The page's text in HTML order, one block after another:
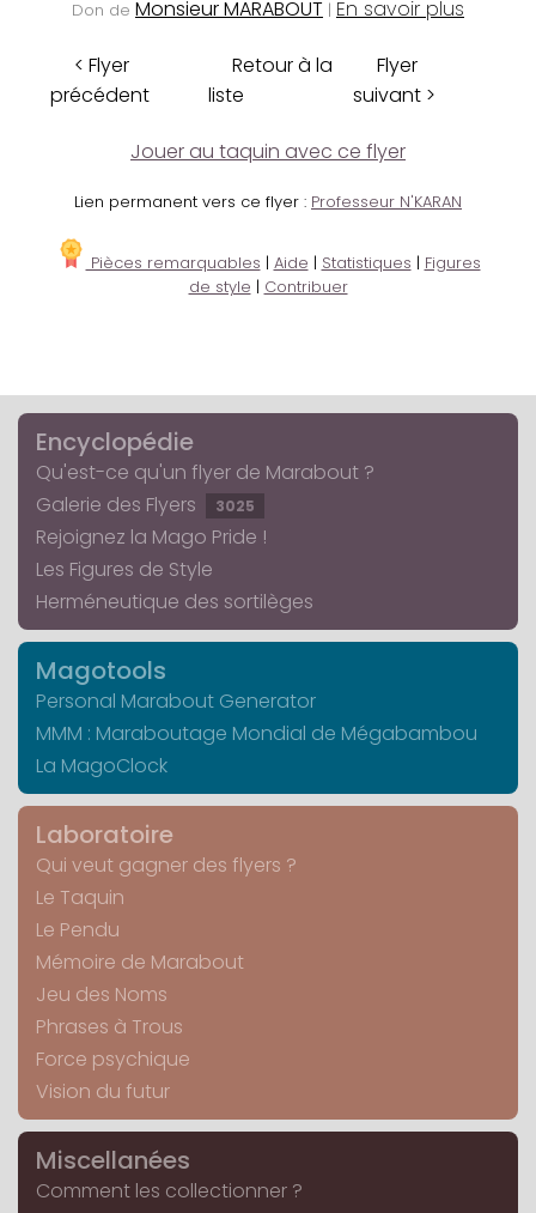
Don de Monsieur MARABOUT | En savoir plus
< Flyer
précédent
Retour à la
liste
Flyer
suivant >
Jouer au taquin avec ce flyer
Lien permanent vers ce flyer : Professeur N'KARAN
Pièces remarquables | Aide | Statistiques | Figures
de style | Contribuer
Encyclopédie
Qu'est-ce qu'un flyer de Marabout ?
Galerie des Flyers
3025
Rejoignez la Mago Pride !
Les Figures de Style
Herméneutique des sortilèges
Magotools
Personal Marabout Generator
MMM : Maraboutage Mondial de Mégabambou
La MagoClock
Laboratoire
Qui veut gagner des flyers ?
Le Taquin
Le Pendu
Mémoire de Marabout
Jeu des Noms
Phrases à Trous
Force psychique
Vision du futur
Miscellanées
Comment les collectionner ?